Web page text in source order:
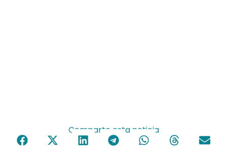
Comparte esta noticia